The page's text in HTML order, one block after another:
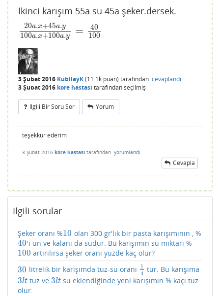
İkinci karışım 55a su 45a şeker.dersek.
20a.x+45a.y
100a.x+100a.y =
40
100
20a.x+45a.y100a .x+100
3 Şubat 2016 KubilayK(11.1k puan) tarafından cevaplandı
3 Şubat 2016 kore hastası tarafındanseçilmiş
Ilgili Bir Soru Sor Yorum
teşekkür ederim
3 Şubat 2016 kore hastası tarafından yorumlandı
Cevapla
İlgili sorular
Şeker oranı %10
10 olan 300 gr'lık bir pasta karışımının , %
40
40 'ı un ve kalanı da sudur. Bu karışımın su miktarı %
100
100 artırılırsa şeker oranı yüzde kaç olur?
30
30 litrelik bir karışımda tuz-su oranı
1
4
14 tür. Bu karışıma
3lt
3lt tuz ve3lt
3lt su eklendiğinde yeni karışımın % kaçı tuz
olur.